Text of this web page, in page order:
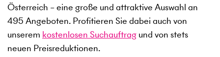
Österreich – eine große und attraktive Auswahl an
495 Angeboten. Profitieren Sie dabei auch von
unserem kostenlosen Suchauftrag und von stets
neuen Preisreduktionen.